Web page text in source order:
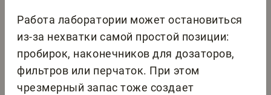
Работа лаборатории может остановиться
из-за нехватки самой простой позиции:
пробирок, наконечников для дозаторов,
фильтров или перчаток. При этом
чрезмерный запас тоже создает